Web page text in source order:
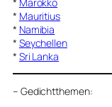
* Marokko
* Mauritius
* Namibia
* Seychellen
* Sri Lanka
– Gedichtthemen: